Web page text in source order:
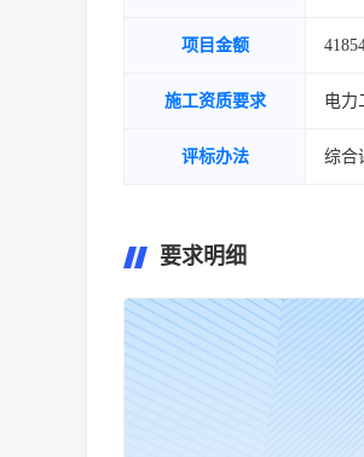
项目金额
施工资质要求 电力
评标办法 综合
要求明细
暂无要求明细~